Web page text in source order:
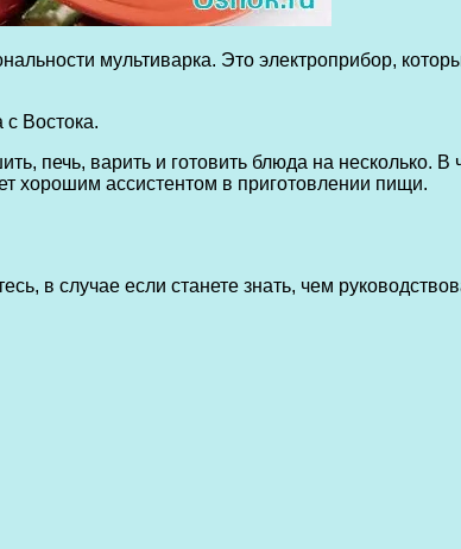
мультиварка. Это электроприбор,
с Востока.
печь, варить и готовить блюда на несколько.
хорошим ассистентом в приготовлении пищи.
в случае если станете знать, чем